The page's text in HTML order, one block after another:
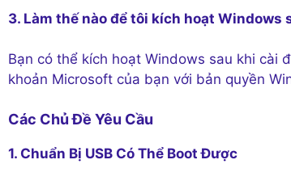
3. Làm thế nào để tôi kích hoạt Windows
Bạn có thể kích hoạt Windows sau khi cài
khoản Microsoft của bạn với bản quyền
Các Chủ Đề Yêu Cầu
1. Chuẩn Bị USB Có Thể Boot Được